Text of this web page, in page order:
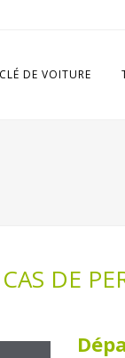
CLÉ DE VOITURE
DE